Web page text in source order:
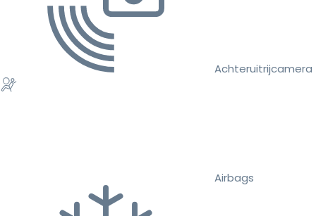
Achteruitrijcamera
Airbags